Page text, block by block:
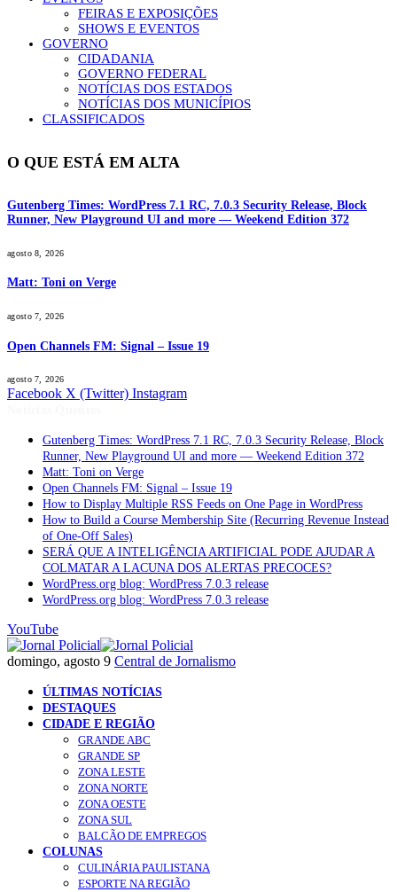
FEIRAS E EXPOSIÇÕES
SHOWS E EVENTOS
GOVERNO
CIDADANIA
GOVERNO FEDERAL
NOTÍCIAS DOS ESTADOS
NOTÍCIAS DOS MUNICÍPIOS
CLASSIFICADOS
O QUE ESTÁ EM ALTA
Gutenberg Times: WordPress 7.1 RC, 7.0.3 Security Release, Block
Runner, New Playground UI and more — Weekend Edition 372
agosto 8, 2026
Matt: Toni on Verge
agosto 7, 2026
Open Channels FM: Signal – Issue 19
agosto 7, 2026
Facebook X (Twitter) Instagram
Gutenberg Times: WordPress 7.1 RC, 7.0.3 Security Release, Block
Runner, New Playground UI and more — Weekend Edition 372
Matt: Toni on Verge
Open Channels FM: Signal – Issue 19
How to Display Multiple RSS Feeds on One Page in WordPress
How to Build a Course Membership Site (Recurring Revenue Instead
of One-Off Sales)
SERÁ QUE A INTELIGÊNCIA ARTIFICIAL PODE AJUDAR A
COLMATAR A LACUNA DOS ALERTAS PRECOCES?
WordPress.org blog: WordPress 7.0.3 release
WordPress.org blog: WordPress 7.0.3 release
YouTube
domingo, agosto 9 Central de Jornalismo
ÚLTIMAS NOTÍCIAS
DESTAQUES
CIDADE E REGIÃO
GRANDE ABC
GRANDE SP
ZONA LESTE
ZONA NORTE
ZONA OESTE
ZONA SUL
BALCÃO DE EMPREGOS
COLUNAS
CULINÁRIA PAULISTANA
ESPORTE NA REGIÃO